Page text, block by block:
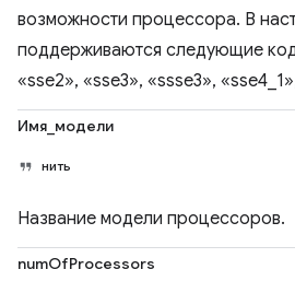
возможности процессора. В
поддерживаются следующие
«sse2», «sse3», «ssse3»,
Имя_модели
нить
Название модели процессоров.
numOfProcessors